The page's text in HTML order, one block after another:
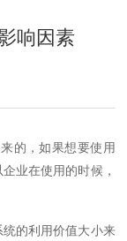
响因素
的，如果想要使用
业在使用的时候，
的利用价值大小来